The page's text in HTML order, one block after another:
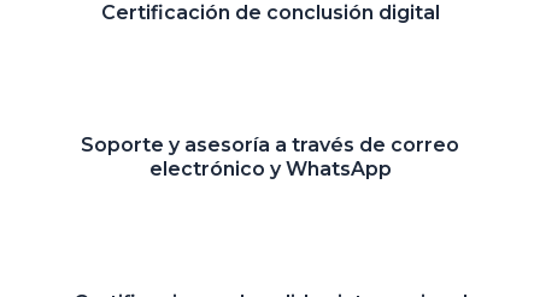
Certificación de conclusión digital
Soporte y asesoría a través de correo
electrónico y WhatsApp